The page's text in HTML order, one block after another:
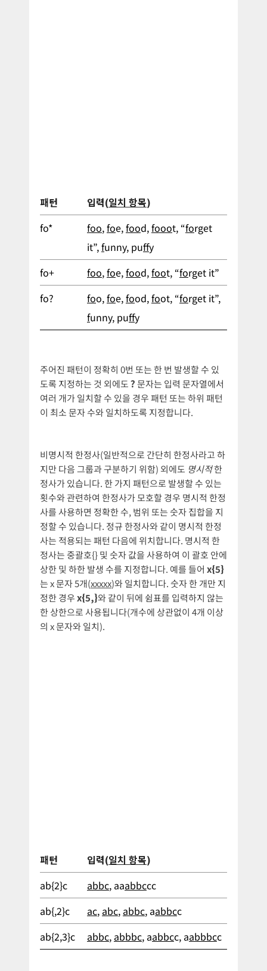
패턴 입력(일치 항목)
fo*
foo,foe,food,fooot, “forget
it”,funny, puffy
fo+
foo,foe,food,foot, “forget it”
fo?
foo,foe,food,foot, “forget it”,
funny, puffy
주어진 패턴이 정확히 0번 또는 한 번 발생할 수 있
도록 지정하는 것 외에도?문자는 입력 문자열에서
여러 개가 일치할 수 있을 경우 패턴 또는 하위 패턴
이 최소 문자 수와 일치하도록 지정합니다.
비명시적 한정사(일반적으로 간단히 한정사라고 하
지만 다음 그룹과 구분하기 위함) 외에도 명시적한
정사가 있습니다. 한 가지 패턴으로 발생할 수 있는
횟수와 관련하여 한정사가 모호할 경우 명시적 한정
사를 사용하면 정확한 수, 범위 또는 숫자 집합을 지
정할 수 있습니다. 정규 한정사와 같이 명시적 한정
사는 적용되는 패턴 다음에 위치합니다. 명시적 한
정사는 중괄호{} 및 숫자 값을 사용하여 이 괄호 안에
상한 및 하한 발생 수를 지정합니다. 예를 들어 x{5}
는 x 문자 5개(xxxxx)와 일치합니다. 숫자 한 개만 지
정한 경우x{5,}와 같이 뒤에 쉼표를 입력하지 않는
한 상한으로 사용됩니다(개수에 상관없이 4개 이상
의 x 문자와 일치).
패턴 입력(일치 항목)
ab{2}c
abbc, aaabbccc
ab{,2}c
ac, abc, abbc, aabbcc
ab{2,3}c
abbc, abbbc, aabbcc, aabbbcc